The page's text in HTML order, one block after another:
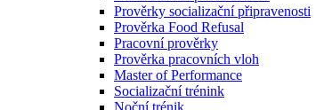
Prověrky socializační připravenosti
Prověrka Food Refusal
Pracovní prověrky
Prověrka pracovních vloh
Master of Performance
Socializační trénink
Noční trénik